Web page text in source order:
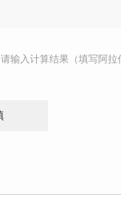
请输入计算结果（填写阿